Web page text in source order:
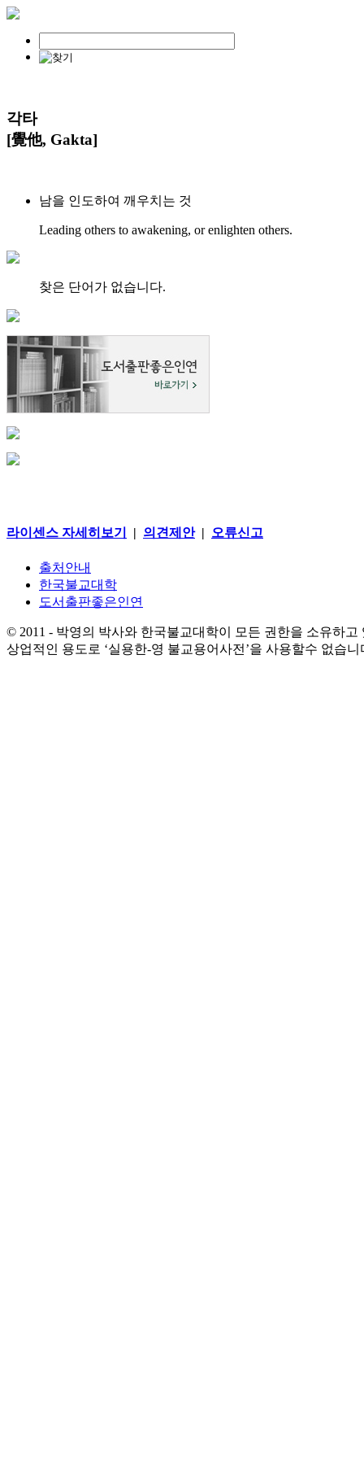
각타
[覺他, Gakta]
남을 인도하여 깨우치는 것
Leading others to awakening, or enlighten others.
찾은 단어가 없습니다.
라이센스 자세히보기 | 의견제안| 오류신고
출처안내
한국불교대학
도서출판좋은인연
© 2011 - 박영의 박사와 한국불교대학이 모든 권한을 소유하고
상업적인 용도로 ‘실용한-영 불교용어사전’을 사용할수 없습니